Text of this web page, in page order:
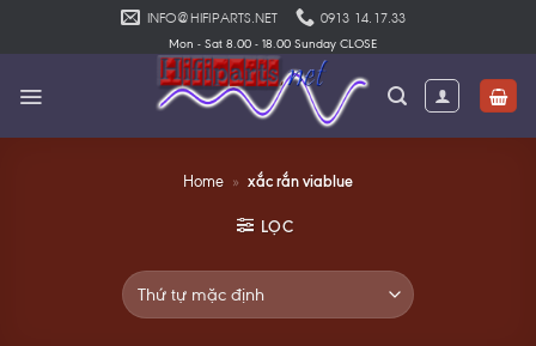
INFO@HIFIPARTS.NET 0913 14.17.33
Mon - Sat 8.00 - 18.00 Sunday CLOSE
Home » xắc rắn viablue
LỌC